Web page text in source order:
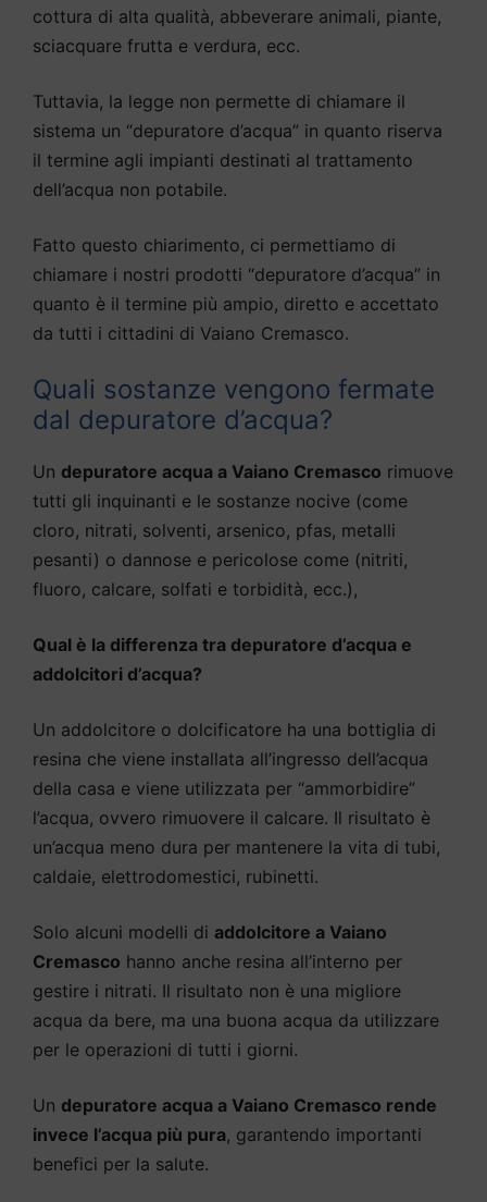
cottura di alta qualità, abbeverare animali, piante,
sciacquare frutta e verdura, ecc.
Tuttavia, la legge non permette di chiamare il
sistema un “depuratore d’acqua” in quanto riserva
il termine agli impianti destinati al trattamento
dell’acqua non potabile.
Fatto questo chiarimento, ci permettiamo di
chiamare i nostri prodotti “depuratore d’acqua” in
quanto è il termine più ampio, diretto e accettato
da tutti i cittadini di Vaiano Cremasco.
Quali sostanze vengono fermate
dal depuratore d’acqua?
Un depuratore acqua a Vaiano Cremasco rimuove
tutti gli inquinanti e le sostanze nocive (come
cloro, nitrati, solventi, arsenico, pfas, metalli
pesanti) o dannose e pericolose come (nitriti,
fluoro, calcare, solfati e torbidità, ecc.),
Qual è la differenza tra depuratore d’acqua e
addolcitori d’acqua?
Un addolcitore o dolcificatore ha una bottiglia di
resina che viene installata all’ingresso dell’acqua
della casa e viene utilizzata per “ammorbidire”
l’acqua, ovvero rimuovere il calcare. Il risultato è
un’acqua meno dura per mantenere la vita di tubi,
caldaie, elettrodomestici, rubinetti.
Solo alcuni modelli di addolcitore a Vaiano
Cremasco hanno anche resina all’interno per
gestire i nitrati. Il risultato non è una migliore
acqua da bere, ma una buona acqua da utilizzare
per le operazioni di tutti i giorni.
Un depuratore acqua a Vaiano Cremasco rende
invece l’acqua più pura, garantendo importanti
benefici per la salute.